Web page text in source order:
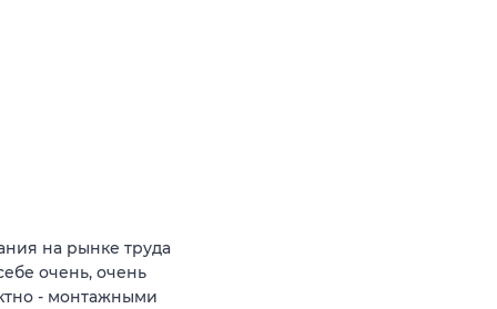
на рынке труда
очень, очень
- монтажными